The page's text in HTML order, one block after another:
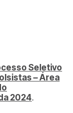
Seletivo
– Área
2024.